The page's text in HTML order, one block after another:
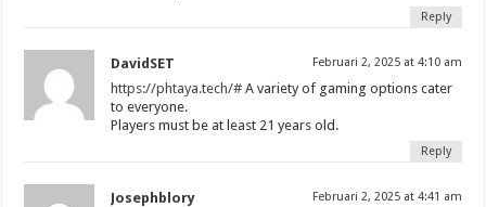
Reply
DavidSET Februari 2, 2025 at 4:10 am
https://phtaya.tech/# A variety of gaming options cater
to everyone.
Players must be at least 21 years old.
Reply
Josephblory Februari 2, 2025 at 4:41 am